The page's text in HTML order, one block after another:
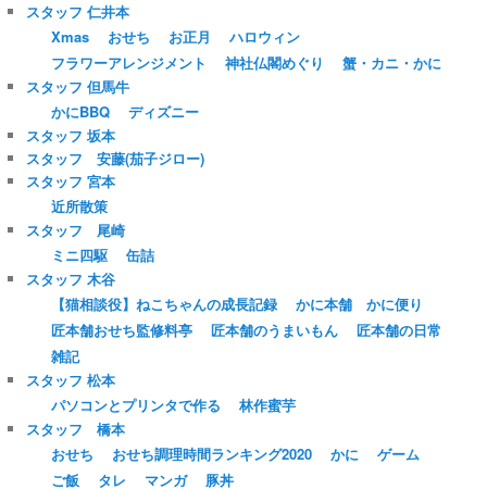
スタッフ 仁井本
Xmas
おせち お正月
ハロウィン
フラワーアレンジメント
神社仏閣めぐり
蟹・カニ・かに
スタッフ 但馬牛
かにBBQ
ディズニー
スタッフ 坂本
スタッフ 安藤(茄子ジロー)
スタッフ 宮本
近所散策
スタッフ 尾崎
ミニ四駆
缶詰
スタッフ 木谷
【猫相談役】ねこちゃんの成長記録
かに本舗 かに便り
匠本舗おせち監修料亭
匠本舗のうまいもん
匠本舗の日常
雑記
スタッフ 松本
パソコンとプリンタで作る
林作蜜芋
スタッフ 橋本
おせち
おせち調理時間ランキング2020 かに
ゲーム
ご飯
タレ マンガ
豚丼